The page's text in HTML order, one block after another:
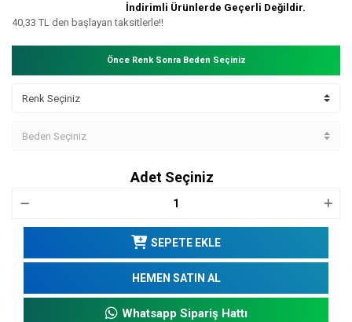
İndirimli Ürünlerde Geçerli Değildir.
40,33 TL den başlayan taksitlerle!!
Önce Renk Sonra Beden Seçiniz
Adet Seçiniz
SEPETE EKLE
HEMEN SATIN AL
Whatsapp Sipariş Hattı